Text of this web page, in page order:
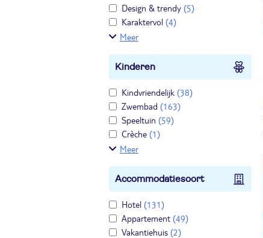
Design & trendy (5)
Karaktervol (4)
Meer
Kinderen
Kindvriendelijk (38)
Zwembad (163)
Speeltuin (59)
Crèche (1)
Meer
Accommodatiesoort
Hotel (131)
Appartement (49)
Vakantiehuis (2)